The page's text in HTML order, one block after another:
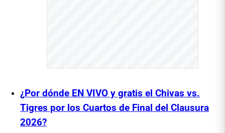
¿Por dónde EN VIVO y gratis el Chivas vs.
Tigres por los Cuartos de Final del Clausura
2026?